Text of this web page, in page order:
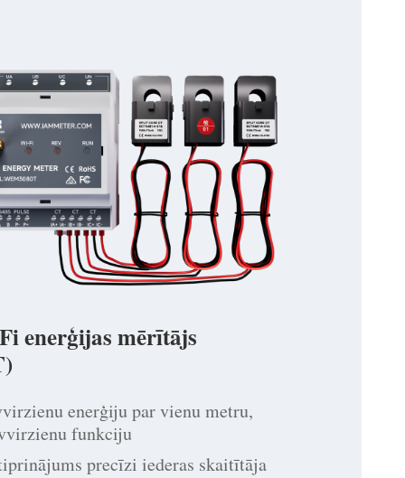
enerģijas mērītājs
enerģiju par vienu metru,
funkciju
precīzi iederas skaitītāja